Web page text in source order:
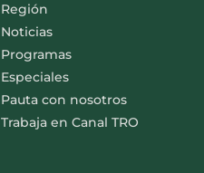
Región
Noticias
Programas
Especiales
Pauta con nosotros
Trabaja en Canal TRO